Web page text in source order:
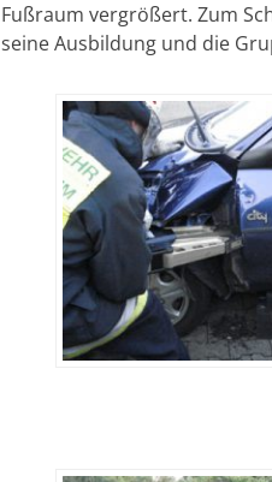
Fußraum vergrößert. Zum
seine Ausbildung und die